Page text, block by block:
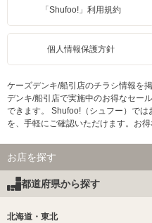
「Shufoo!」利用規約
個人情報保護方針
ケーズデンキ/船引店のチラシ情報を
デンキ/船引店で実施中のお得なセー
できます。 Shufoo!（シュフー）で
を、手軽にご確認いただけます。お
お店を探す
都道府県から探す
北海道・東北